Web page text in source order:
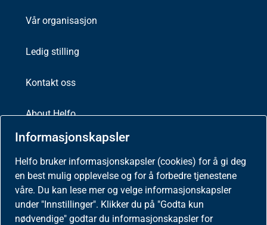
Informasjonskapsler
Helfo bruker informasjonskapsler (cookies) for å gi deg
en best mulig opplevelse og for å forbedre tjenestene
våre. Du kan lese mer og velge informasjonskapsler
under "Innstillinger". Klikker du på "Godta kun
nødvendige" godtar du informasjonskapsler for
Vår organisasjon
Ledig stilling
Kontakt oss
About Helfo
Helfo